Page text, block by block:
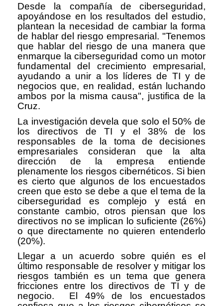
Desde la compañía de ciberseguridad,
apoyándose en los resultados del estudio,
plantean la necesidad de cambiar la forma
de hablar del riesgo empresarial. "Tenemos
que hablar del riesgo de una manera que
enmarque la ciberseguridad como un motor
fundamental del crecimiento empresarial,
ayudando a unir a los líderes de TI y de
negocios que, en realidad, están luchando
ambos por la misma causa", justifica de la
Cruz.
La investigación devela que solo el 50% de
los directivos de TI y el 38% de los
responsables de la toma de decisiones
empresariales consideran que la alta
dirección de la empresa entiende
plenamente los riesgos cibernéticos. Si bien
es cierto que algunos de los encuestados
creen que esto se debe a que el tema de la
ciberseguridad es complejo y está en
constante cambio, otros piensan que los
directivos no se implican lo suficiente (26%)
o que directamente no quieren entenderlo
(20%).
Llegar a un acuerdo sobre quién es el
último responsable de resolver y mitigar los
riesgos también es un tema que genera
fricciones entre los directivos de TI y de
negocio. El 49% de los encuestados